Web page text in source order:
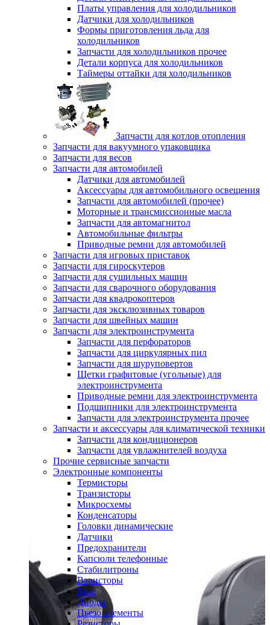
Платы управления для холодильников
Датчики для холодильников
Формы приготовления льда для
холодильников
Запчасти для холодильников прочее
Детали корпуса для холодильников
Таймеры оттайки для холодильников
Запчасти для котлов отопления
Запчасти для вакуумного упаковщика
Запчасти для весов
Запчасти для автомобилей
Датчики для автомобилей
Аксессуары для автомобильного освещения
Запчасти для автомобилей (прочее)
Моторные и трансмиссионные масла
Запчасти для автомагнитол
Автомобильные фильтры
Приводные ремни для автомобилей
Запчасти для игровых приставок
Запчасти для гироскутеров
Запчасти для сушильных машин
Запчасти для сварочного оборудования
Запчасти для квадрокоптеров
Запчасти для эксклюзивных товаров
Запчасти для швейных машин
Запчасти для электроинструмента
Запчасти для перфораторов
Запчасти для циркулярных пил
Запчасти для шуруповертов
Щетки графитовые (угольные) для
электроинструмента
Приводные ремни для электроинструмента
Подшипники для электроинструмента
Запчасти для электроинструмента прочее
Запчасти и аксессуары для климатической техники
Запчасти для кондиционеров
Запчасти для увлажнителей воздуха
Прочие сервисные запчасти
Электронные компоненты
Термисторы
Транзисторы
Микросхемы
Конденсаторы
Головки динамические
Датчики
Предохранители
Капсюли телефонные
Стабилитроны
Варисторы
Реле
Диоды
Пьезо элементы